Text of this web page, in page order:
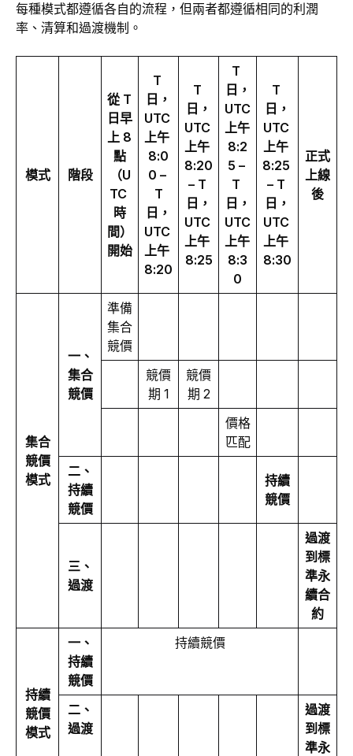
每種模式都遵循各自的流程，但兩者都遵循相同的利潤
率、清算和過渡機制。
模式 階段
從 T
日早
上 8
點
（U
TC
時
間）
開始
T
日，
UTC
上午
8:0
0 –
T
日，
UTC
上午
8:20
T
日，
UTC
上午
8:20
– T
日，
UTC
上午
8:25
T
日，
UTC
上午
8:2
5 –
T
日，
UTC
上午
8:3
0
T
日，
UTC
上午
8:25
– T
日，
UTC
上午
8:30
正式
上線
後
集合
競價
模式
一、
集合
競價
準備
集合
競價
競價
期 1
競價
期 2
價格
匹配
二、
持續
競價
持續
競價
三、
過渡
過渡
到標
準永
續合
約
持續
競價
模式
一、
持續
競價
持續競價
二、
過渡
過渡
到標
準永